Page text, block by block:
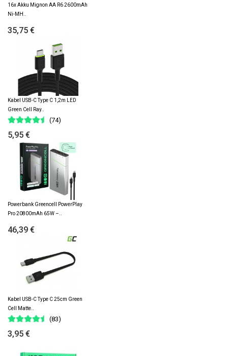
16x Akku Mignon AA R6 2600mAh
Ni-MH..
35,75 €
Kabel USB-C Type C 1,2m LED
Green Cell Ray..
(74)
5,95 €
Powerbank Greencell PowerPlay
Pro 20800mAh 65W –..
46,39 €
Kabel USB-C Type C 25cm Green
Cell Matte..
(83)
3,95 €